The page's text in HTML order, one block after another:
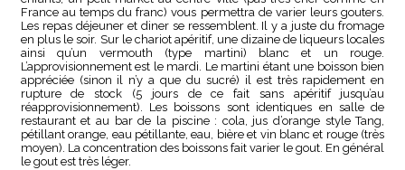
France au temps du franc) vous permettra de varier leurs gouters.
Les repas déjeuner et diner se ressemblent. Il y a juste du fromage
en plus le soir. Sur le chariot apéritif, une dizaine de liqueurs locales
ainsi qu’un vermouth (type martini) blanc et un rouge.
L’approvisionnement est le mardi. Le martini étant une boisson bien
appréciée (sinon il n’y a que du sucré) il est très rapidement en
rupture de stock (5 jours de ce fait sans apéritif jusqu’au
réapprovisionnement). Les boissons sont identiques en salle de
restaurant et au bar de la piscine : cola, jus d’orange style Tang,
pétillant orange, eau pétillante, eau, bière et vin blanc et rouge (très
moyen). La concentration des boissons fait varier le gout. En général
le gout est très léger.